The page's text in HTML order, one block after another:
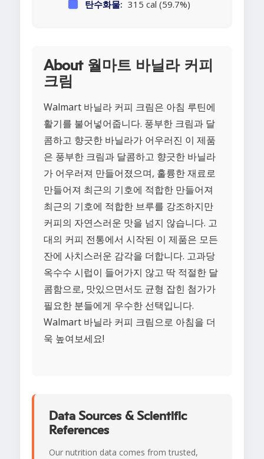
탄수화물: 315 cal (59.7%)
About 월마트 바닐라 커피
크림
Walmart 바닐라 커피 크림은 아침 루틴에
활기를 불어넣어줍니다. 풍부한 크림과 달
콤하고 향긋한 바닐라가 어우러진 이 제품
은 풍부한 크림과 달콤하고 향긋한 바닐라
가 어우러져 만들어졌으며, 훌륭한 재료로
만들어져 최근의 기호에 적합한 만들어져
최근의 기호에 적합한 브루를 강조하지만
커피의 자연스러운 맛을 넘지 않습니다. 고
대의 커피 전통에서 시작된 이 제품은 모든
잔에 사치스러운 감각을 더합니다. 고과당
옥수수 시럽이 들어가지 않고 딱 적절한 달
콤함으로, 맛있으면서도 균형 잡힌 첨가가
필요한 분들에게 우수한 선택입니다.
Walmart 바닐라 커피 크림으로 아침을 더
욱 높여보세요!
Data Sources & Scientific
References
Our nutrition data comes from trusted,